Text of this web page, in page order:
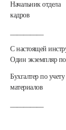
Начальник отдела
кадров
С настоящей
Один экземпляр
Бухгалтер по учету
материалов